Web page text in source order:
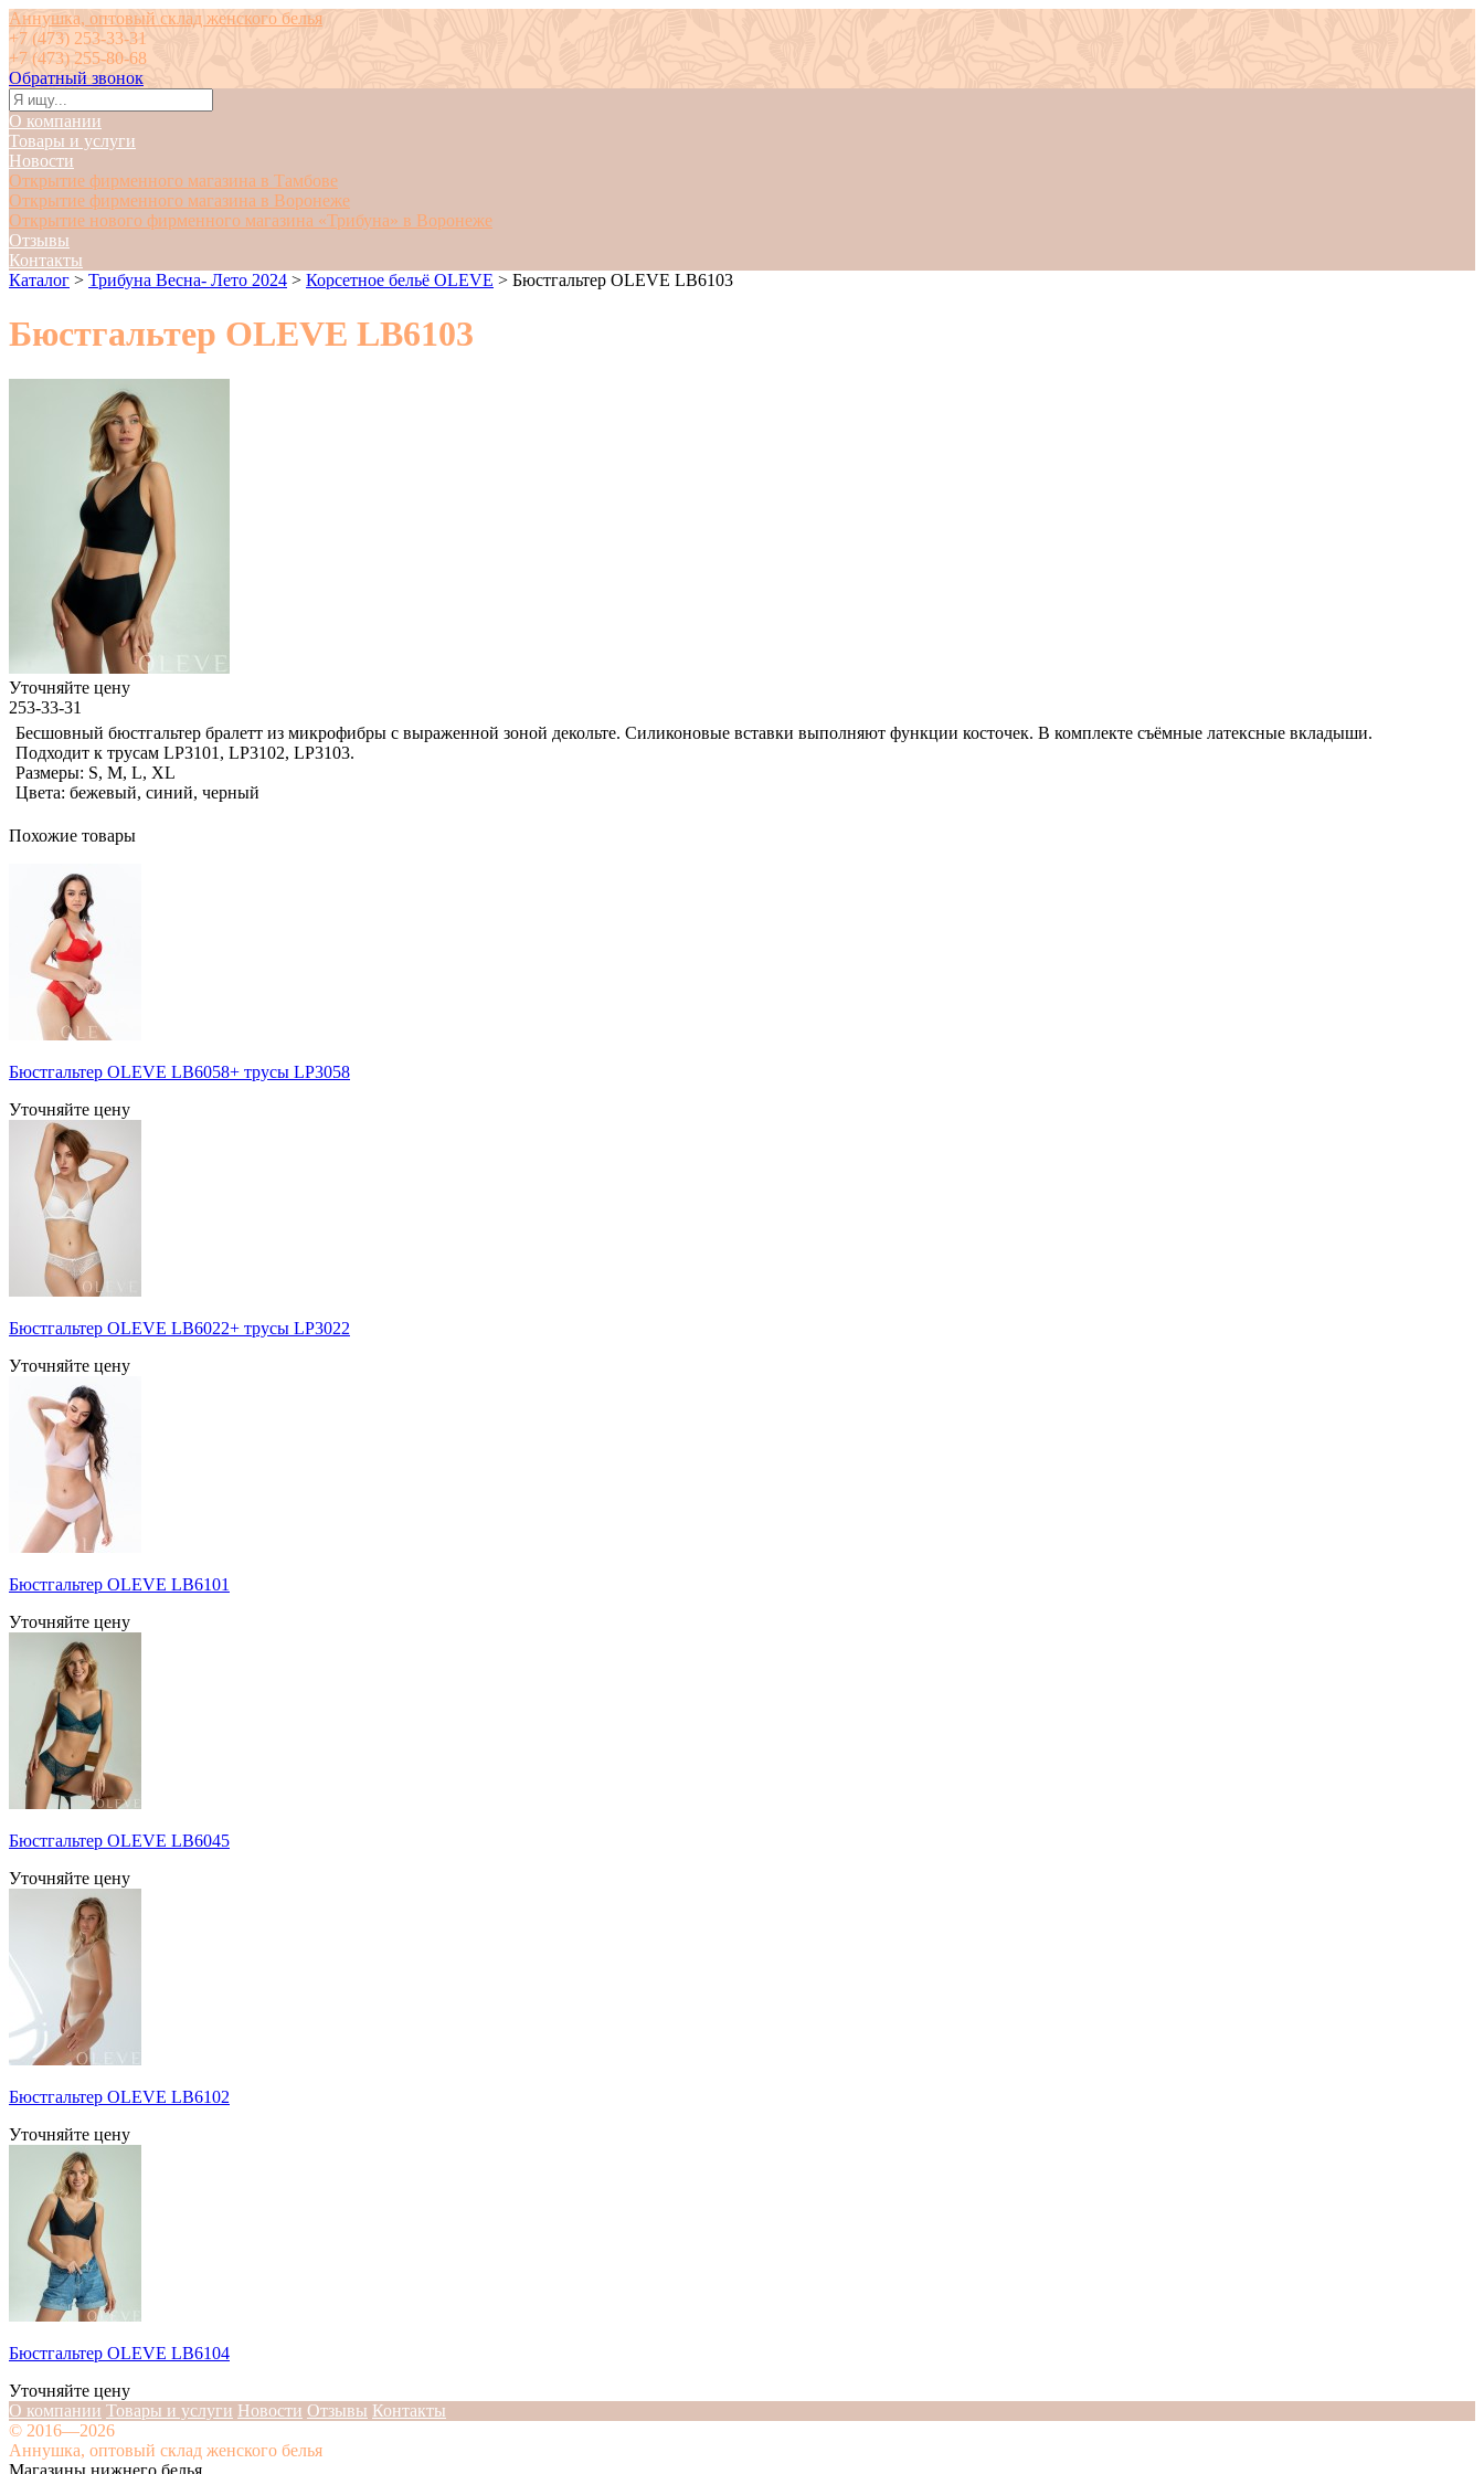
Аннушка, оптовый склад женского белья
+7 (473) 253-33-31
+7 (473) 255-80-68
Обратный звонок
О компании
Товары и услуги
Новости
Открытие фирменного магазина в Тамбове
Открытие фирменного магазина в Воронеже
Открытие нового фирменного магазина «Трибуна» в Воронеже
Отзывы
Контакты
Каталог > Трибуна Весна- Лето 2024 > Корсетное бельё OLEVE > Бюстгальтер OLEVE LB6103
Бюстгальтер OLEVE LB6103
Уточняйте цену
253-33-31
Бесшовный бюстгальтер бралетт из микрофибры с выраженной зоной декольте. Силиконовые вставки выполняют функции косточек. В комплекте съёмные латексные вкладыши.
Подходит к трусам LP3101, LP3102, LP3103.
Размеры: S, M, L, XL
Цвета: бежевый, синий, черный
Похожие товары
Бюстгальтер OLEVE LB6058+ трусы LP3058
Уточняйте цену
Бюстгальтер OLEVE LB6022+ трусы LP3022
Уточняйте цену
Бюстгальтер OLEVE LB6101
Уточняйте цену
Бюстгальтер OLEVE LB6045
Уточняйте цену
Бюстгальтер OLEVE LB6102
Уточняйте цену
Бюстгальтер OLEVE LB6104
Уточняйте цену
О компании Товары и услуги Новости Отзывы Контакты
© 2016—2026
Аннушка, оптовый склад женского белья
Магазины нижнего белья